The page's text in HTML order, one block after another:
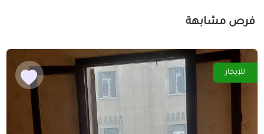
فرص مشابهة
للإيجار